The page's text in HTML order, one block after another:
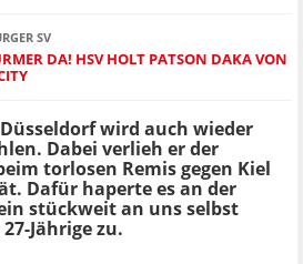
SV
DA! HSV HOLT PATSON DAKA VON
wird auch wieder
Dabei verlieh er der
torlosen Remis gegen Kiel
Dafür haperte es an der
stückweit an uns selbst
Jährige zu.